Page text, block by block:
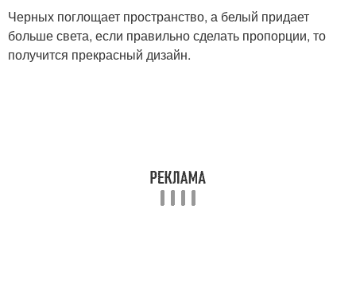
Черных поглощает пространство, а белый придает
больше света, если правильно сделать пропорции, то
получится прекрасный дизайн.